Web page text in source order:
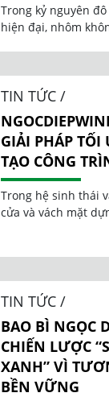
Trong kỷ nguyên
hiện đại, nhôm
TIN TỨC /
GIẢI PHÁP TỐI
TẠO CÔNG
Trong hệ sinh thái
cửa và vách mặt
TIN TỨC /
BAO BÌ NGỌC
CHIẾN LƯỢC
XANH” VÌ
BỀN VỮNG